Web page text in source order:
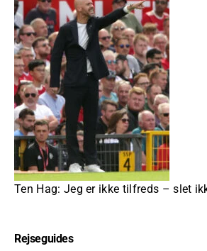
Ten Hag: Jeg er ikke tilfreds – slet
Rejseguides